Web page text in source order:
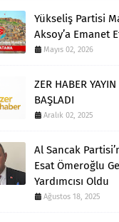
Yükseliş Partisi
Aksoy’a Emanet
Mayıs 02, 2026
ZER HABER
BAŞLADI
Aralık 02, 2025
Al Sancak
Esat Ömer​oğlu
Yardımcısı Oldu
Ağustos 18, 2025